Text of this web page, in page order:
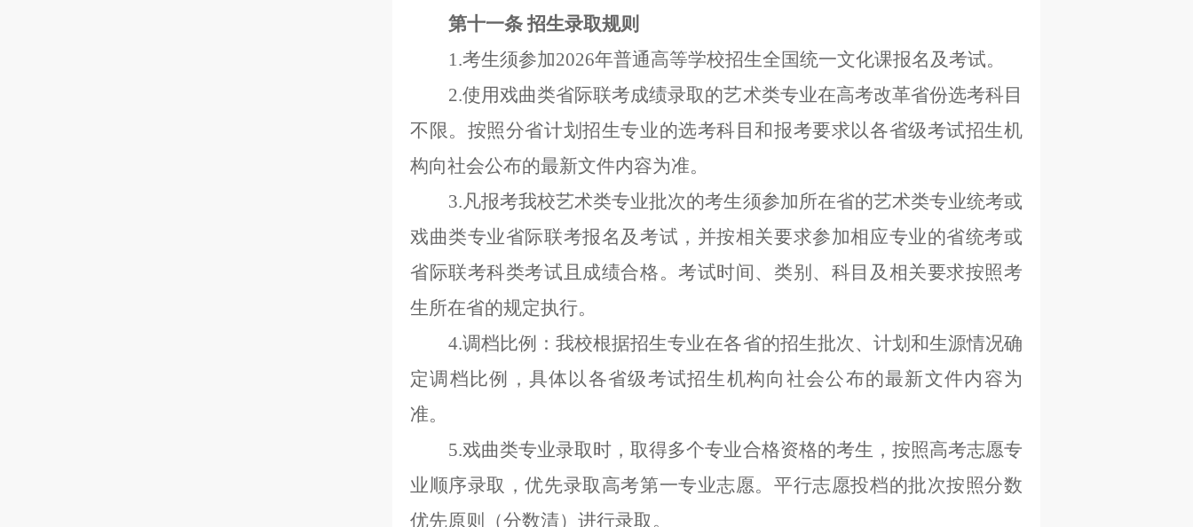
第十一条 招生录取规则
1.考生须参加2026年普通高等学校招生全国统一文化课报名及考试。
2.使用戏曲类省际联考成绩录取的艺术类专业在高考改革省份选考科目
不限。按照分省计划招生专业的选考科目和报考要求以各省级考试招生机
构向社会公布的最新文件内容为准。
3.凡报考我校艺术类专业批次的考生须参加所在省的艺术类专业统考或
戏曲类专业省际联考报名及考试，并按相关要求参加相应专业的省统考或
省际联考科类考试且成绩合格。考试时间、类别、科目及相关要求按照考
生所在省的规定执行。
4.调档比例：我校根据招生专业在各省的招生批次、计划和生源情况确
定调档比例，具体以各省级考试招生机构向社会公布的最新文件内容为
准。
5.戏曲类专业录取时，取得多个专业合格资格的考生，按照高考志愿专
业顺序录取，优先录取高考第一专业志愿。平行志愿投档的批次按照分数
优先原则（分数清）进行录取。